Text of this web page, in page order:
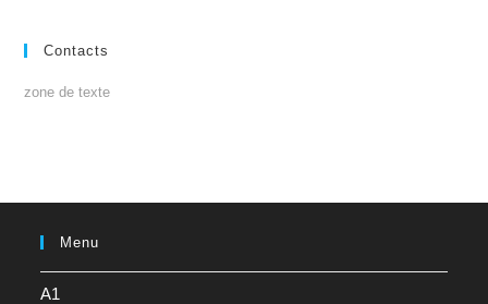
Contacts
zone de texte
Menu
A1